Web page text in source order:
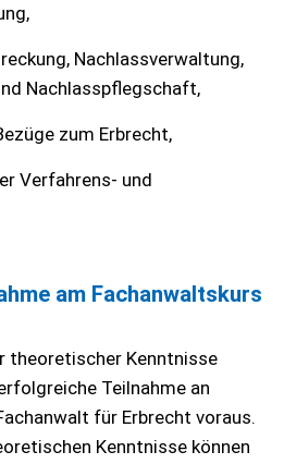
Nachlassverwaltung,
Nachlasspflegschaft,
zum Erbrecht,
Verfahrens- und
am Fachanwaltskurs
theoretischer Kenntnisse
Teilnahme an
für Erbrecht voraus.
Kenntnisse können